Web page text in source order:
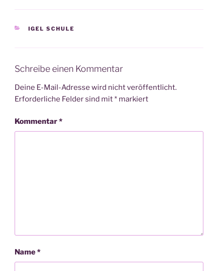
KATEGORIEN
IGEL SCHULE
Schreibe einen Kommentar
Deine E-Mail-Adresse wird nicht veröffentlicht.
Erforderliche Felder sind mit* markiert
Kommentar*
Name*